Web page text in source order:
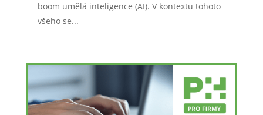
boom umělá inteligence (AI). V kontextu tohoto
všeho se...